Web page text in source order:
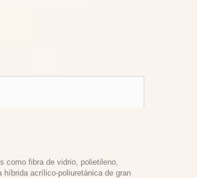
como fibra de vidrio, polietileno,
acrílico-poliuretánica de gran